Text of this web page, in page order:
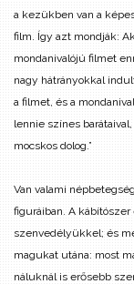
a kezükben van a
film. Így azt mondják:
mondanivalójú filmet
nagy hátrányokkal
a filmet, és a
lennie színes
mocskos dolog.”
Van valami
figuráiban. A kábítószer
szenvedélyükkel; és
magukat utána: most
náluknál is erősebb